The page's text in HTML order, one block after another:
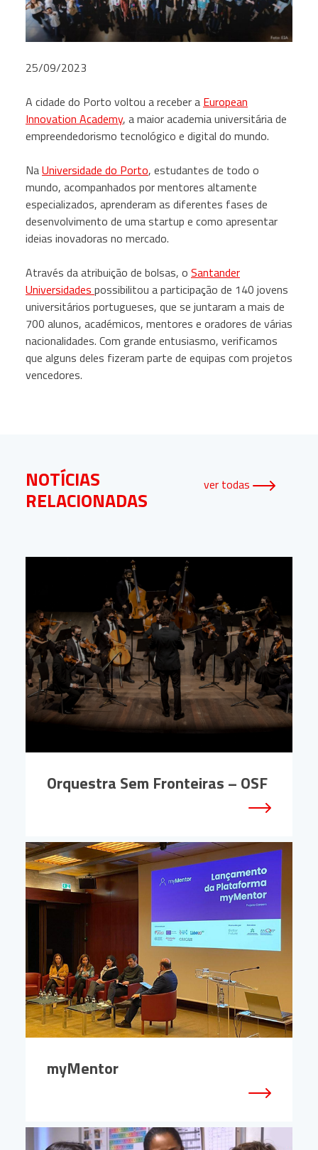
25/09/2023
A cidade do Porto voltou a receber a European
Innovation Academy, a maior academia universitária de
empreendedorismo tecnológico e digital do mundo.
NaUniversidade do Porto, estudantes de todo o
mundo, acompanhados por mentores altamente
especializados, aprenderam as diferentes fases de
desenvolvimento de uma startup e como apresentar
ideias inovadoras no mercado.
Através da atribuição de bolsas, o Santander
Universidades possibilitou a participação de 140 jovens
universitários portugueses, que se juntaram a mais de
700 alunos, académicos, mentores e oradores de várias
nacionalidades. Com grande entusiasmo, verificamos
que alguns deles fizeram parte de equipas com projetos
vencedores.
NOTÍCIAS
RELACIONADAS
ver todas
Orquestra Sem Fronteiras – OSF
myMentor